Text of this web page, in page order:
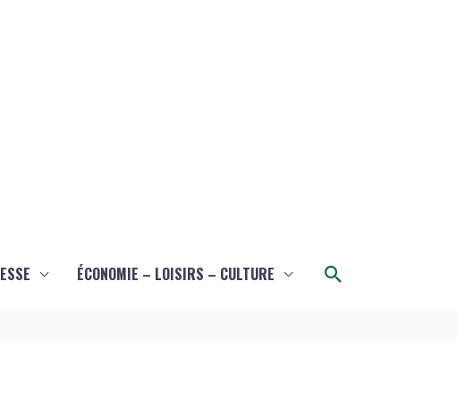
ÉCONOMIE – LOISIRS – CULTURE Rechercher